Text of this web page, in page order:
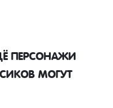
ПЕРСОНАЖИ
МОГУТ